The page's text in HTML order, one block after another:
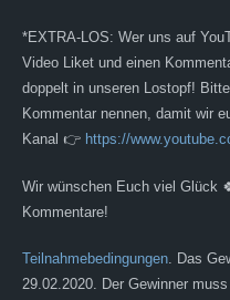
*EXTRA-LOS: Wer uns auf
Video Liket und einen
doppelt in unseren Lostopf!
Kommentar nennen, damit wir
Kanal 👉 https://
Wir wünschen Euch viel Glück
Kommentare!
Teilnahmebedingungen. Das
29.02.2020. Der Gewinner